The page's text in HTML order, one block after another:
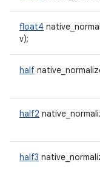
float4
v);
half
half2
half3